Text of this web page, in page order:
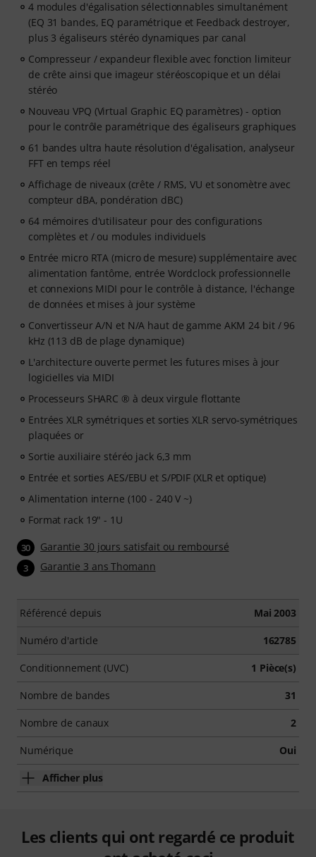
4 modules d'égalisation sélectionnables simultanément
(EQ 31 bandes, EQ paramétrique et Feedback destroyer,
plus 3 égaliseurs stéréo dynamiques par canal
Compresseur / expandeur flexible avec fonction limiteur
de crête ainsi que imageur stéréoscopique et un délai
stéréo
Nouveau VPQ (Virtual Graphic EQ paramètres) - option
pour le contrôle paramétrique des égaliseurs graphiques
61 bandes ultra haute résolution d'égalisation, analyseur
FFT en temps réel
Affichage de niveaux (crête / RMS, VU et sonomètre avec
compteur dBA, pondération dBC)
64 mémoires d'utilisateur pour des configurations
complètes et / ou modules individuels
Entrée micro RTA (micro de mesure) supplémentaire avec
alimentation fantôme, entrée Wordclock professionnelle
et connexions MIDI pour le contrôle à distance, l'échange
de données et mises à jour système
Convertisseur A/N et N/A haut de gamme AKM 24 bit / 96
kHz (113 dB de plage dynamique)
L'architecture ouverte permet les futures mises à jour
logicielles via MIDI
Processeurs SHARC ® à deux virgule flottante
Entrées XLR symétriques et sorties XLR servo-symétriques
plaquées or
Sortie auxiliaire stéréo jack 6,3 mm
Entrée et sorties AES/EBU et S/PDIF (XLR et optique)
Alimentation interne (100 - 240 V ~)
Format rack 19" - 1U
30 Garantie 30 jours satisfait ou remboursé
3 Garantie 3 ans Thomann
Référencé depuis Mai 2003
Numéro d'article 162785
Conditionnement (UVC) 1 Pièce(s)
Nombre de bandes 31
Nombre de canaux 2
Numérique Oui
Afficher plus
Les clients qui ont regardé ce produit